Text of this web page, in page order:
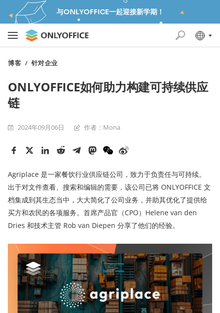
与ONLYOFFICE一起迎接新学期！
博客 / 针对企业
ONLYOFFICE如何助力构建可持续供应
链
2024年09月06日 作者：Mona
Agriplace 是一家餐饮行业供应链公司，致力于负责任与可持续。
出于对文件查看、搜索和编辑的需要，该公司已将 ONLYOFFICE 文
档集成到其生态当中，大大简化了公司业务，并助其优化了提供给
买方和农民的各项服务。首席产品官（CPO）Helene van den
Dries 和技术主管 Rob van Diepen 分享了他们的经验。